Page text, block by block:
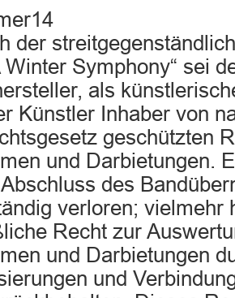
der
Winter Symphony“ sei
als
Künstler Inhaber von
geschützten
und Darbietungen.
des
verloren; vielmehr
Recht zur
und Darbietungen
und